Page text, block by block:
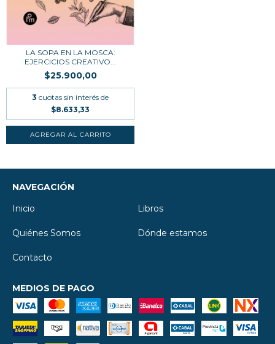
LA SOPA EN LA MOSCA:
EJERCICIOS CREATIVO...
$25.900,00
3 cuotas sin interés de
$8.633,33
NAVEGACIÓN
Inicio
Libros
Quiénes Somos Dónde estamos
Contacto
MEDIOS DE PAGO